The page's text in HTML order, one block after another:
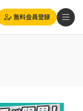
無料会員登録